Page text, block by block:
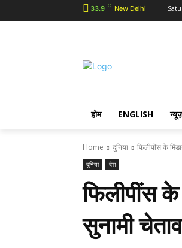
33.9 C New Delhi
होम ENGLISH
Home दुनिया फिलीपींस के
दुनिया देश
फिलीपींस
सुनामी